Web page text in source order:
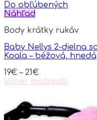
Do obľúbených
Náhľad
Body krátky rukáv
Baby Nellys 2-dielna
Koala – béžová, hnedá
19€ – 21€
Výber možností
has
multiple